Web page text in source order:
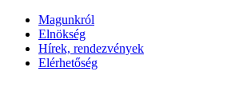
Magunkról
Elnökség
Hírek, rendezvények
Elérhetőség